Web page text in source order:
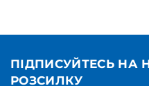
ПІДПИСУЙТЕСЬ НА
РОЗСИЛКУ